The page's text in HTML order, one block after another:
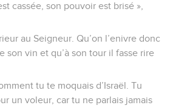
cassée, son pouvoir est brisé »,
au Seigneur. Qu’on l’enivre donc
son vin et qu’à son tour il fasse rire
tu te moquais d’Israël. Tu
un voleur, car tu ne parlais jamais